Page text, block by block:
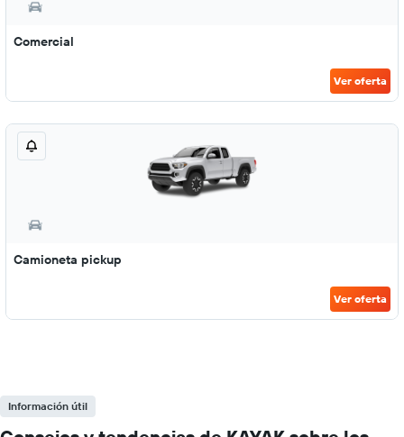
Comercial
Ver oferta
Camioneta pickup
Ver oferta
Información útil